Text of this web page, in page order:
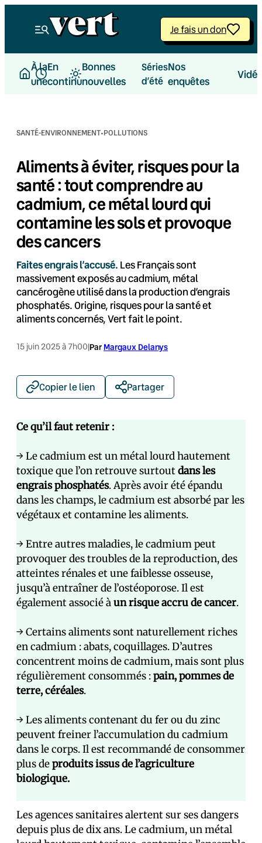
Je fais un don
À la
une
En
continu
Bonnes
nouvelles
Séries
d’été
Nos
enquêtes
SANTÉ-ENVIRONNEMENT·POLLUTIONS
Aliments à éviter, risques pour la
santé : tout comprendre au
cadmium, ce métal lourd qui
contamine les sols et provoque
des cancers
Faites engrais l’accusé. Les Français sont
massivement exposés au cadmium, métal
cancérogène utilisé dans la production d’engrais
phosphatés. Origine, risques pour la santé et
aliments concernés, Vert fait le point.
15 juin 2025 à 7h00|Par Margaux Delanys
Copier le lien Partager
Ce qu’il faut retenir :
→ Le cadmium est un métal lourd hautement
toxique que l’on retrouve surtoutdans les
engrais phosphatés. Après avoir été épandu
dans les champs, le cadmium est absorbé par les
végétaux et contamine les aliments.
→ Entre autres maladies, le cadmium peut
provoquer des troubles de la reproduction, des
atteintes rénales et une faiblesse osseuse,
jusqu’à entraîner de l’ostéoporose. Il est
également associé àun risque accru de cancer.
→ Certains aliments sont naturellement riches
en cadmium : abats, coquillages. D’autres
concentrent moins de cadmium, mais sont plus
régulièrement consommés :pain, pommes de
terre, céréales.
→ Les aliments contenant du fer ou du zinc
peuvent freiner l’accumulation du cadmium
dans le corps. Il est recommandé de consommer
plus deproduits issus de l’agriculture
biologique.
Les agences sanitaires alertent sur ses dangers
depuis plus de dix ans. Le cadmium, un métal